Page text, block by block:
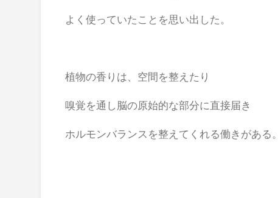
よく使っていたことを思い出した。
植物の香りは、空間を整えたり
嗅覚を通し脳の原始的な部分に直接届き
ホルモンバランスを整えてくれる働きがある。